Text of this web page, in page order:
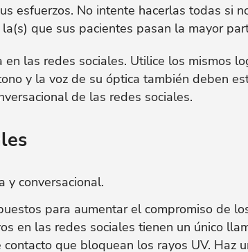
esfuerzos. No intente hacerlas todas si
que sus pacientes pasan la mayor
las redes sociales. Utilice los mismos
y la voz de su óptica también deben
de las redes sociales.
y conversacional.
para aumentar el compromiso de
en las redes sociales tienen un único
que bloquean los rayos UV. Haz